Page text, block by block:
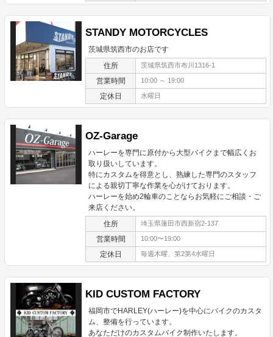
STANDY MOTORCYCLES
茨城県筑西市のお店です
住所 茨城県筑西市布川1316-1
営業時間 10:00 ～ 19:00
定休日 水曜日
OZ-Garage
ハーレーを専門に原付から大型バイクまで幅広くお
取り扱いしています。
特にカスタムを得意とし、熟練した専門のスタッフ
による親切丁寧な作業を心がけております。
ハーレーを始め2輪車のことならお気軽にご相談・ご
来店ください。
住所 埼玉県蓮田市西新宿2-137
営業時間 10:00〜19:00
定休日 毎週木曜、第2第4水曜日
KID CUSTOM FACTORY
福岡市でHARLEY(ハーレー)を中心にバイクのカスタ
ム、整備を行っています。
あなただけのカスタムバイク制作いたします。